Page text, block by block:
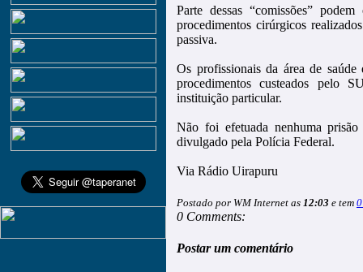
Parte dessas “comissões”
procedimentos cirúrgicos
passiva.
Os profissionais da área de
procedimentos custeados pelo
instituição particular.
Não foi efetuada nenhuma
divulgado pela Polícia Federal.
Via Rádio Uirapuru
Postado por WM Internet as 12:03 e tem
0 Comments:
Postar um comentário